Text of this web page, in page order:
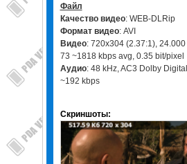
Файл
Качество видео: WEB-DLRip
Формат видео: AVI
Видео: 720x304 (2.37:1),
73 ~1818 kbps avg, 0.35 bit/pixel
Аудио: 48 kHz, AC3 Dolby
~192 kbps
Скриншоты: